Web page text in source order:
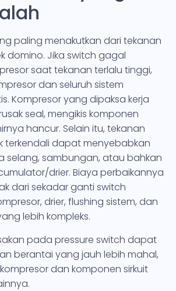
paling menakutkan dari tekanan
domino. Jika switch gagal
saat tekanan terlalu tinggi,
dan seluruh sistem
Kompresor yang dipaksa kerja
seal, mengikis komponen
hancur. Selain itu, tekanan
terkendali dapat menyebabkan
selang, sambungan, atau bahkan
drier. Biaya perbaikannya
dari sekadar ganti switch
drier, flushing sistem, dan
lebih kompleks.
pada pressure switch dapat
berantai yang jauh lebih mahal,
dan komponen sirkuit